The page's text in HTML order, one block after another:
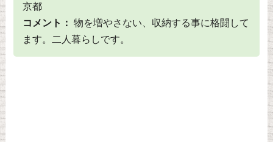
京都
コメント： 物を増やさない、収納する事に格闘して
ます。二人暮らしです。